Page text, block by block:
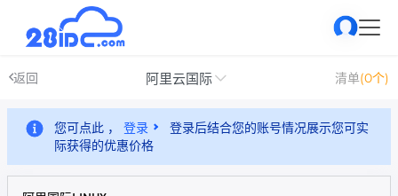
返回 阿里云国际 清单(0个)
您可点此 ， 登录
登录后结合您的账号情况展示您可实
际获得的优惠价格